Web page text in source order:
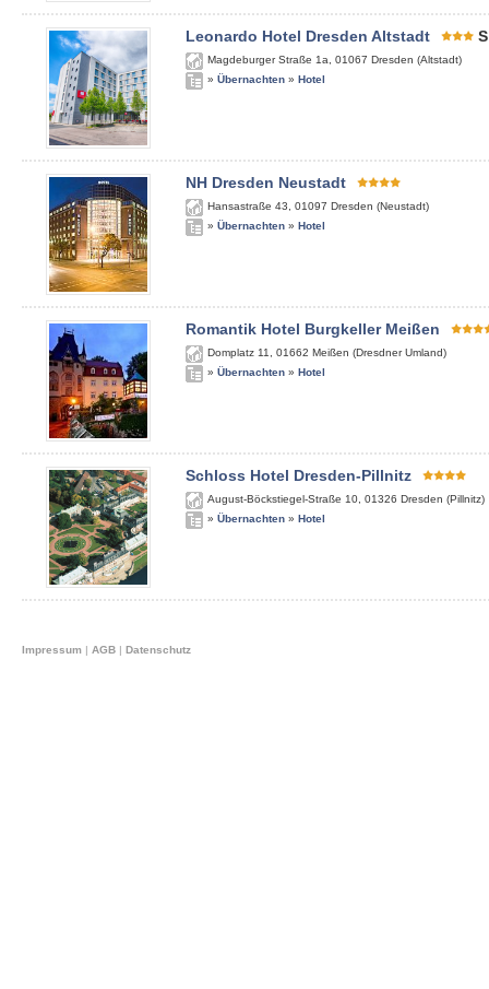
Leonardo Hotel Dresden Altstadt S
Magdeburger Straße 1a 01067 Dresden (Altstadt)
» Übernachten » Hotel
NH Dresden Neustadt
Hansastraße 43 01097 Dresden (Neustadt)
» Übernachten » Hotel
Romantik Hotel Burgkeller Meißen
Domplatz 11 01662 Meißen (Dresdner Umland)
» Übernachten » Hotel
Schloss Hotel Dresden-Pillnitz
August-Böckstiegel-Straße 10 01326 Dresden (Pillnitz)
» Übernachten » Hotel
Impressum | AGB | Datenschutz